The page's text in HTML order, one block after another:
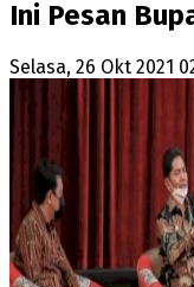
Ini Pesan
Selasa, 26 Okt 2021